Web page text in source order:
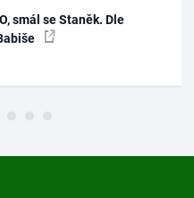
smál se Staněk. Dle